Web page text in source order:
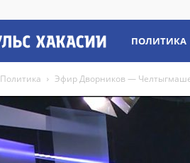
Пульс
Хакасии
ПОЛИТИКА
Политика Эфир Дворников —